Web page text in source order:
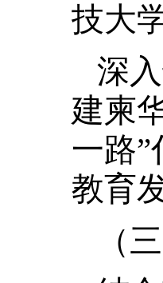
技大
深
建柬
一路
教育
（